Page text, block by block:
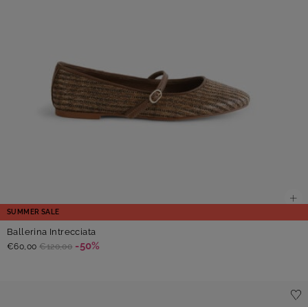
SUMMER SALE
Ballerina Intrecciata
€60,00 €120,00 -50%